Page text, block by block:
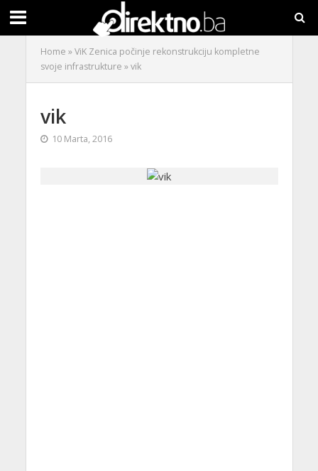
Home »ViK Zenica počinje rekonstrukciju kompletne
svoje infrastrukture »vik
vik
10 Marta, 2016